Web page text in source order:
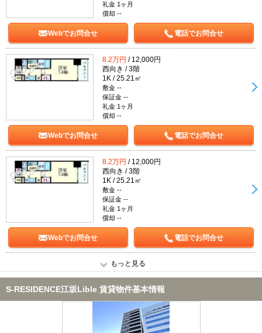
礼金 1ヶ月
償却 --
Webでお問合せ 電話でお問合せ
8.2万円 / 12,000円
西向き / 3階
1K / 25.21㎡
敷金 --
保証金 --
礼金 1ヶ月
償却 --
Webでお問合せ 電話でお問合せ
8.2万円 / 12,000円
西向き / 3階
1K / 25.21㎡
敷金 --
保証金 --
礼金 1ヶ月
償却 --
Webでお問合せ 電話でお問合せ
もっと見る
S-RESIDENCE江坂Lible 賃貸物件基本情報